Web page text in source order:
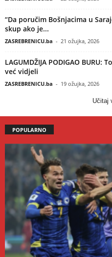
“Da poručim Bošnjacima u
skup ako je...
ZASREBRENICU.ba - 21 ožujka, 2026
LAGUMDŽIJA PODIGAO
već vidjeli
ZASREBRENICU.ba - 19 ožujka, 2026
Učitaj
POPULARNO